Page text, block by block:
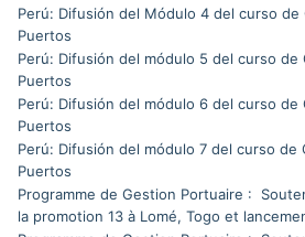
Perú: Difusión del Módulo 4 del curso
Puertos
Perú: Difusión del módulo 5 del curso de
Puertos
Perú: Difusión del módulo 6 del curso de
Puertos
Perú: Difusión del módulo 7 del curso de
Puertos
Programme de Gestion Portuaire :
la promotion 13 à Lomé, Togo et